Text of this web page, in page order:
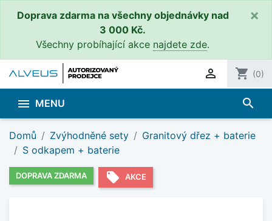
Doprava zdarma na všechny objednávky nad
3 000 Kč.
Všechny probíhající akce najdete zde.
×
 shopping_cart (0)
 MENU search
Domů Zvýhodněné sety
Granitový dřez + baterie
S odkapem + baterie
DOPRAVA ZDARMA local_offer AKCE